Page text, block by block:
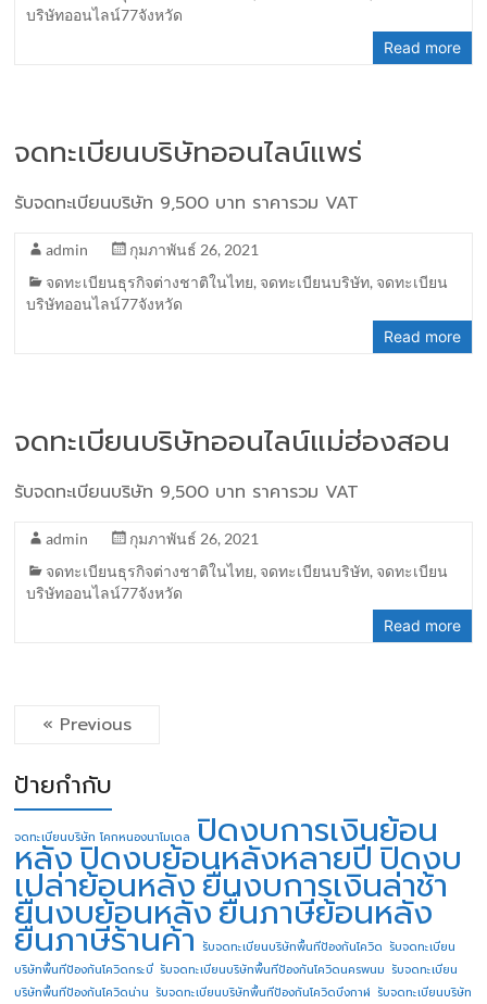
บริษัทออนไลน์77จังหวัด
Read more
จดทะเบียนบริษัทออนไลน์แพร่
รับจดทะเบียนบริษัท 9,500 บาท ราคารวม VAT
admin
กุมภาพันธ์ 26, 2021
จดทะเบียนธุรกิจต่างชาติในไทย, จดทะเบียนบริษัท, จดทะเบียน
บริษัทออนไลน์77จังหวัด
Read more
จดทะเบียนบริษัทออนไลน์แม่ฮ่องสอน
รับจดทะเบียนบริษัท 9,500 บาท ราคารวม VAT
admin
กุมภาพันธ์ 26, 2021
จดทะเบียนธุรกิจต่างชาติในไทย, จดทะเบียนบริษัท, จดทะเบียน
บริษัทออนไลน์77จังหวัด
Read more
« Previous
ป้ายกำกับ
จดทะเบียนบริษัท โคกหนองนาโมเดล ปิดงบการเงินย้อน
หลังปิดงบย้อนหลังหลายปี ปิดงบ
เปล่าย้อนหลังยื่นงบการเงินล่าช้า
ยื่นงบย้อนหลังยื่นภาษีย้อนหลัง
ยื่นภาษีร้านค้า รับจดทะเบียนบริษัทพื้นทีป้องกันโควิด รับจดทะเบียน
บริษัทพื้นทีป้องกันโควิดกระบี่ รับจดทะเบียนบริษัทพื้นทีป้องกันโควิดนครพนม รับจดทะเบียน
บริษัทพื้นทีป้องกันโควิดน่าน รับจดทะเบียนบริษัทพื้นทีป้องกันโควิดบึงกาฬ รับจดทะเบียนบริษัท